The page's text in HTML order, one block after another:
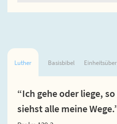
Luther Basisbibel
“Ich gehe oder liege,
siehst alle meine